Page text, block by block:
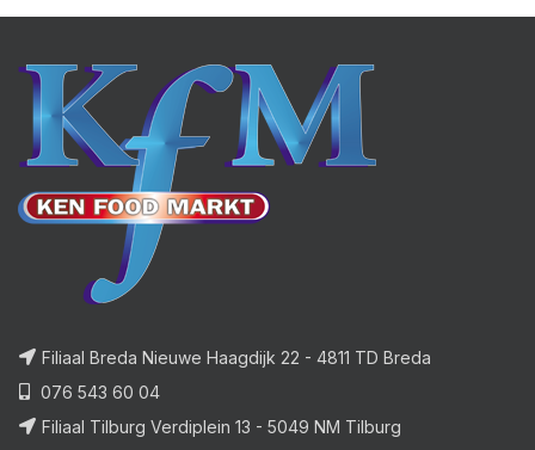
Filiaal Breda Nieuwe Haagdijk 22 - 4811 TD Breda
076 543 60 04
Filiaal Tilburg Verdiplein 13 - 5049 NM Tilburg